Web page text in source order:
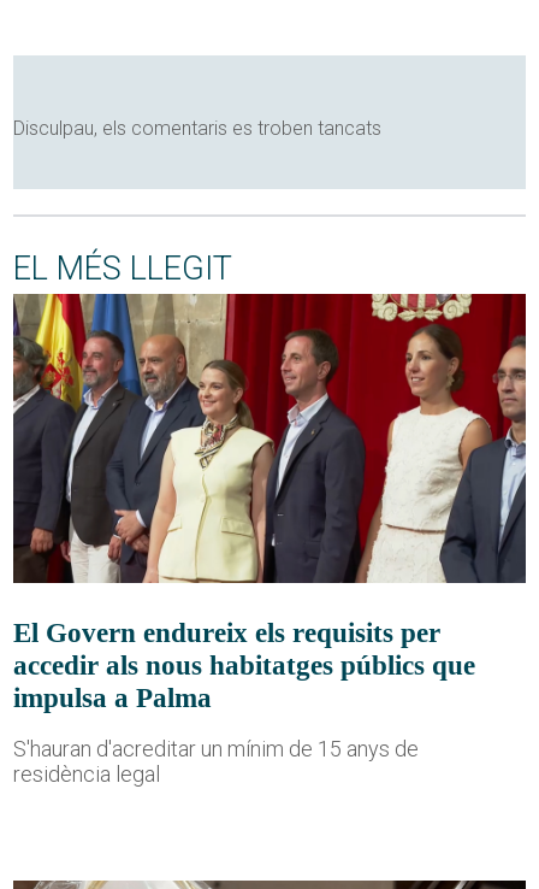
Disculpau, els comentaris es troben tancats
EL MÉS LLEGIT
El Govern endureix els requisits per
accedir als nous habitatges públics que
impulsa a Palma
S'hauran d'acreditar un mínim de 15 anys de
residència legal